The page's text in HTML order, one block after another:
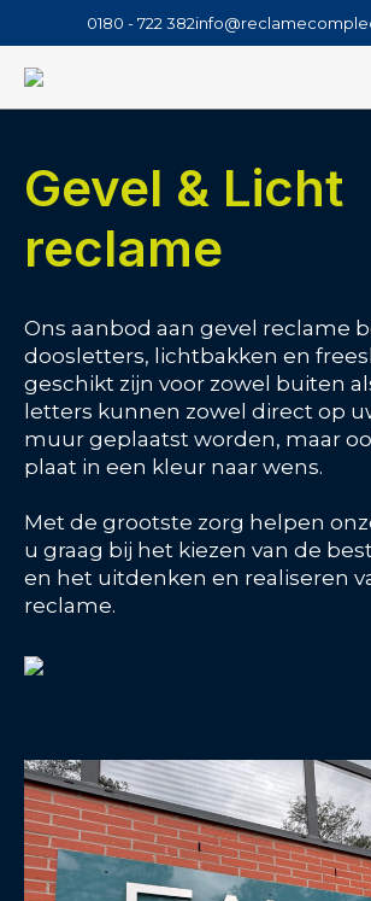
0180 - 722 382
Gevel & Licht
reclame
Ons aanbod aan gevel reclame
doosletters, lichtbakken en
geschikt zijn voor zowel buiten
letters kunnen zowel direct op
muur geplaatst worden, maar
plaat in een kleur naar wens.
Met de grootste zorg helpen
u graag bij het kiezen van de
en het uitdenken en realiseren
reclame.